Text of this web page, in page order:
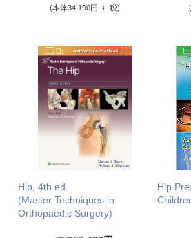
(本体34,190円 ＋ 税)
Hip, 4th ed.
(Master Techniques in
Orthopaedic Surgery)
Hip